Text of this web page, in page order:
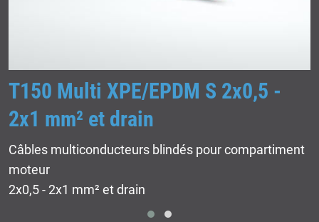
T150 Multi XPE/EPDM S 2x0,5 -
2x1 mm² et drain
Câbles multiconducteurs blindés pour compartiment
moteur
2x0,5 - 2x1 mm² et drain